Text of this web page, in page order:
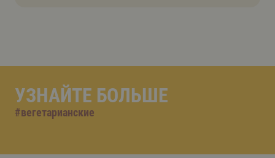
УЗНАЙТЕ БОЛЬШЕ
#вегетарианские